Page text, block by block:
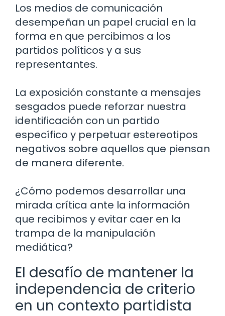
Los medios de comunicación
desempeñan un papel crucial en la
forma en que percibimos a los
partidos políticos y a sus
representantes.
La exposición constante a mensajes
sesgados puede reforzar nuestra
identificación con un partido
específico y perpetuar estereotipos
negativos sobre aquellos que piensan
de manera diferente.
¿Cómo podemos desarrollar una
mirada crítica ante la información
que recibimos y evitar caer en la
trampa de la manipulación
mediática?
El desafío de mantener la
independencia de criterio
en un contexto partidista